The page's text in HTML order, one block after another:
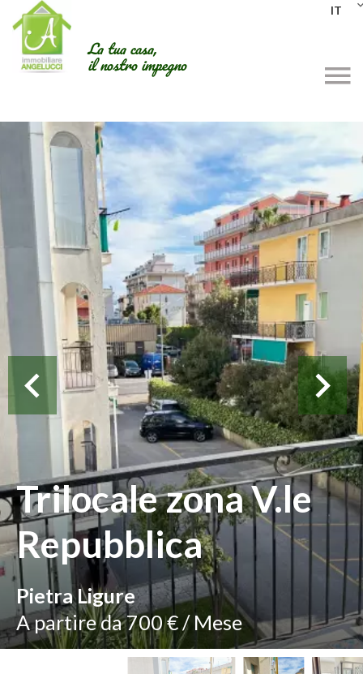
La tua casa,
il nostro impegno
IT
Trilocale zona V.le
Repubblica
Pietra Ligure
A partire da 700 € / Mese